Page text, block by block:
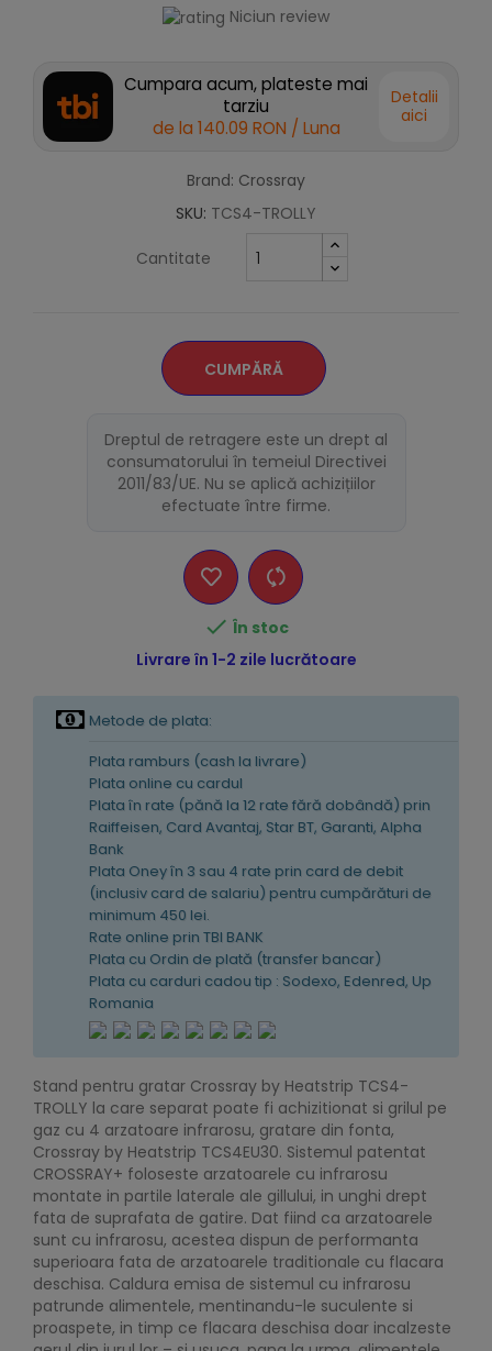
Niciun review
Cumpara acum, plateste mai
tarziu
de la 140.09 RON / Luna
Detalii
aici
Brand: Crossray
SKU: TCS4-TROLLY
Cantitate
CUMPĂRĂ
Dreptul de retragere este un drept al
consumatorului în temeiul Directivei
2011/83/UE. Nu se aplică achizițiilor
efectuate între firme.
 În stoc
Livrare în 1-2 zile lucrătoare
Metode de plata:
Plata ramburs (cash la livrare)
Plata online cu cardul
Plata în rate (pănă la 12 rate fără dobândă) prin
Raiffeisen, Card Avantaj, Star BT, Garanti, Alpha
Bank
Plata Oney în 3 sau 4 rate prin card de debit
(inclusiv card de salariu) pentru cumpărături de
minimum 450 lei.
Rate online prin TBI BANK
Plata cu Ordin de plată (transfer bancar)
Plata cu carduri cadou tip : Sodexo, Edenred, Up
Romania
Stand pentru gratar Crossray by Heatstrip TCS4-
TROLLY la care separat poate fi achizitionat si grilul pe
gaz cu 4 arzatoare infrarosu, gratare din fonta,
Crossray by Heatstrip TCS4EU30. Sistemul patentat
CROSSRAY+ foloseste arzatoarele cu infrarosu
montate in partile laterale ale gillului, in unghi drept
fata de suprafata de gatire. Dat fiind ca arzatoarele
sunt cu infrarosu, acestea dispun de performanta
superioara fata de arzatoarele traditionale cu flacara
deschisa. Caldura emisa de sistemul cu infrarosu
patrunde alimentele, mentinandu-le suculente si
proaspete, in timp ce flacara deschisa doar incalzeste